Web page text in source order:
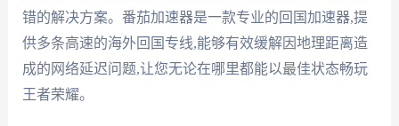
错的解决方案。番茄加速器是一款专业的回国加速器,提
供多条高速的海外回国专线,能够有效缓解因地理距离造
成的网络延迟问题,让您无论在哪里都能以最佳状态畅玩
王者荣耀。